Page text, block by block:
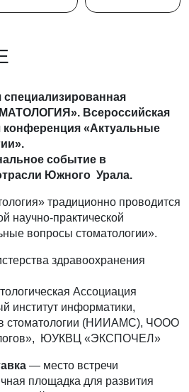
Всероссийская
конференция «Актуальные
событие в
Южного Урала.
традиционно проводится
научно-практической
вопросы стоматологии».
здравоохранения
Ассоциация
институт информатики,
в стоматологии (НИИАМС), ЧООО
ЮУКВЦ «ЭКСПОЧЕЛ»
— место встречи
площадка для развития